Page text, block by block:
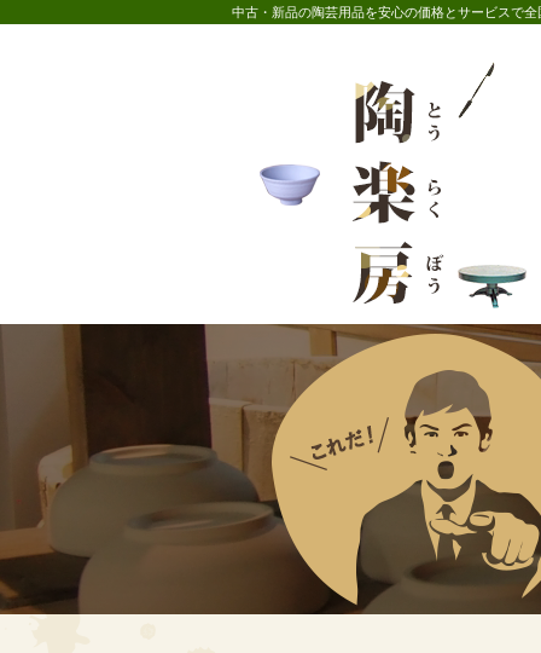
中古・新品の陶芸用品を安心の価格とサービスで全